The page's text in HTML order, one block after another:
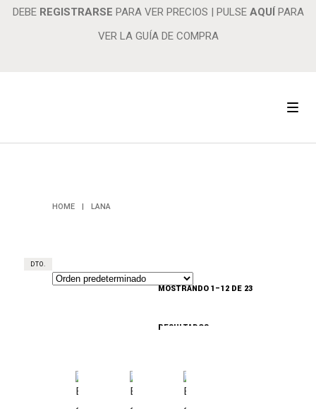
DEBE REGISTRARSE PARA VER PRECIOS | PULSE AQUÍ PARA
VER LA GUÍA DE COMPRA
HOME | LANA
MOSTRANDO 1–12 DE 23
RESULTADOS
DTO.